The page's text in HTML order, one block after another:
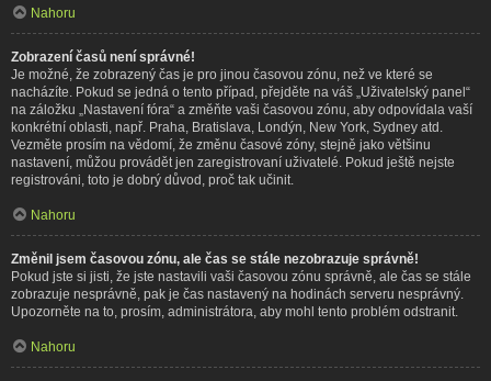
Nahoru
Zobrazení časů není správné!
Je možné, že zobrazený čas je pro jinou časovou zónu, než ve které se
nacházíte. Pokud se jedná o tento případ, přejděte na váš „Uživatelský panel“
na záložku „Nastavení fóra“ a změňte vaši časovou zónu, aby odpovídala vaší
konkrétní oblasti, např. Praha, Bratislava, Londýn, New York, Sydney atd.
Vezměte prosím na vědomí, že změnu časové zóny, stejně jako většinu
nastavení, můžou provádět jen zaregistrovaní uživatelé. Pokud ještě nejste
registrováni, toto je dobrý důvod, proč tak učinit.
Nahoru
Změnil jsem časovou zónu, ale čas se stále nezobrazuje správně!
Pokud jste si jisti, že jste nastavili vaši časovou zónu správně, ale čas se stále
zobrazuje nesprávně, pak je čas nastavený na hodinách serveru nesprávný.
Upozorněte na to, prosím, administrátora, aby mohl tento problém odstranit.
Nahoru